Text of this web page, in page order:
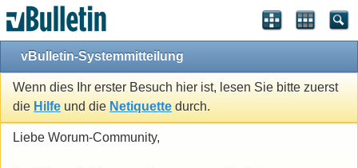
vBulletin-Systemmitteilung
Wenn dies Ihr erster Besuch hier ist, lesen Sie bitte zuerst
die Hilfe und die Netiquette durch.
Liebe Worum-Community,